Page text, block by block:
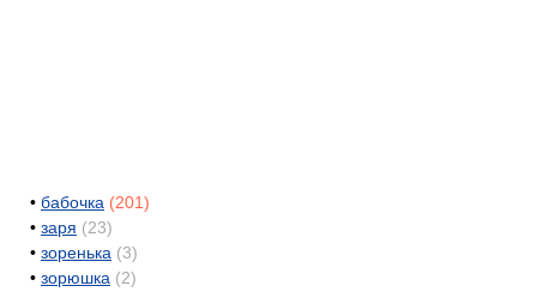
• бабочка (201)
• заря (23)
• зоренька (3)
• зорюшка (2)